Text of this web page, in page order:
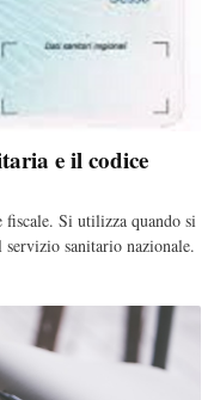
e il codice
fiscale. Si utilizza quando si
sanitario nazionale.